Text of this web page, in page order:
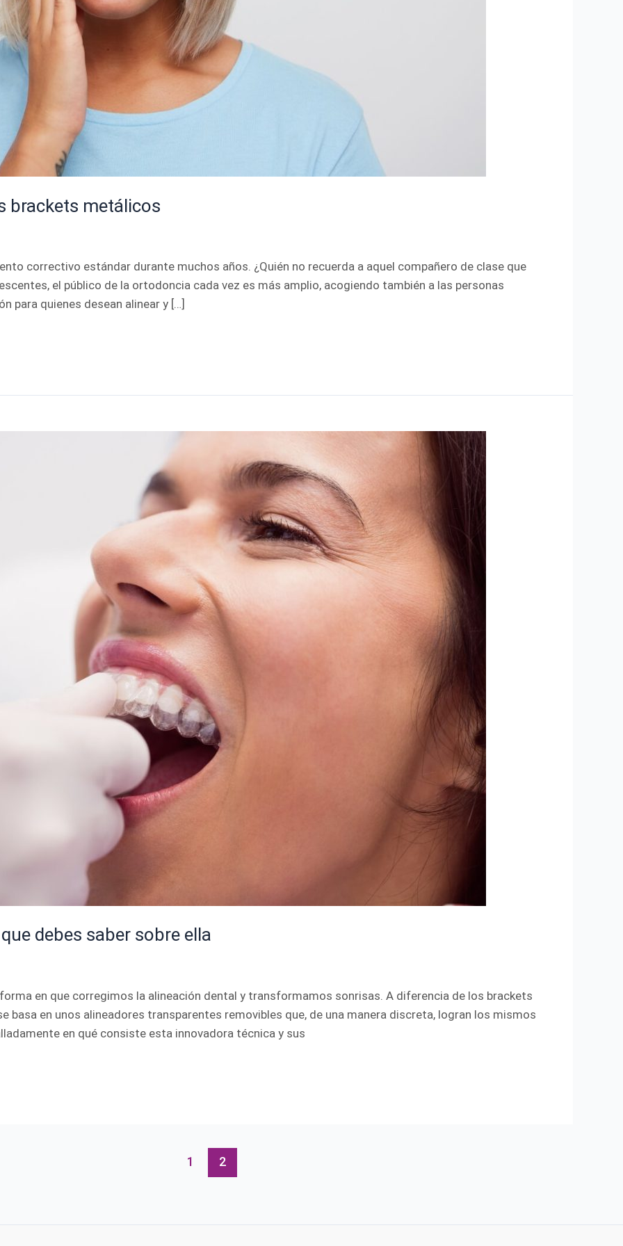
brackets metálicos
correctivo estándar durante muchos años. ¿Quién no recuerda a aquel compañero de clase que
el público de la ortodoncia cada vez es más amplio, acogiendo también a las personas
para quienes desean alinear y […]
debes saber sobre ella
en que corregimos la alineación dental y transformamos sonrisas. A diferencia de los brackets
en unos alineadores transparentes removibles que, de una manera discreta, logran los mismos
en qué consiste esta innovadora técnica y sus
1 2